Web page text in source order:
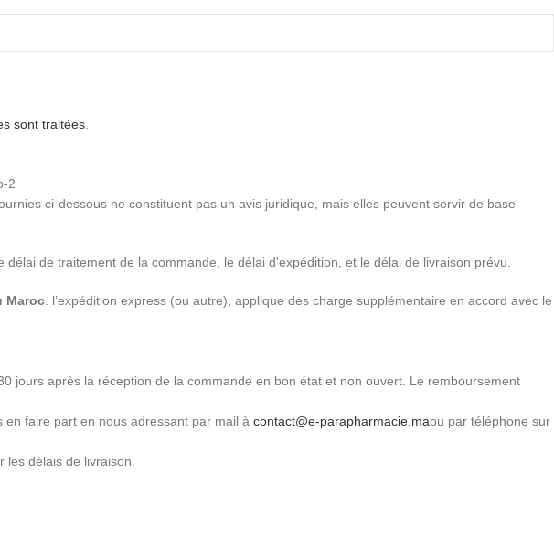
sont traitées
ci-dessous ne constituent pas un avis juridique, mais elles peuvent servir de base
de traitement de la commande, le délai d'expédition, et le délai de livraison prévu.
Maroc. l’expédition express (ou autre), applique des charge supplémentaire en accord avec le
jours après la réception de la commande en bon état et non ouvert. Le remboursement
faire part en nous adressant par mail à contact@e-parapharmacie.maou par téléphone sur
les délais de livraison.